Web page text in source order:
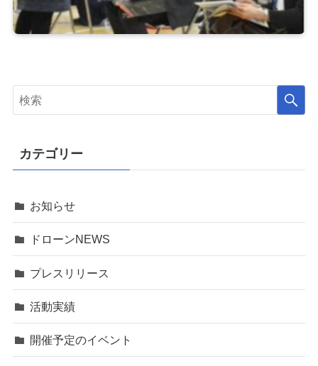
カテゴリー
お知らせ
ドローンNEWS
プレスリリース
活動実績
開催予定のイベント